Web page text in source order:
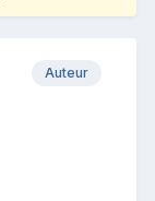
Auteur